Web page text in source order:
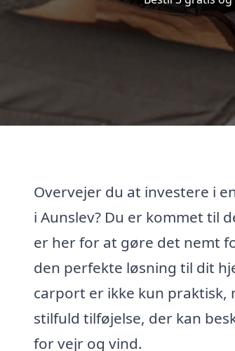
Overvejer du at investere i
i Aunslev? Du er kommet til
er her for at gøre det nemt
den perfekte løsning til dit
carport er ikke kun praktisk,
stilfuld tilføjelse, der kan
for vejr og vind.